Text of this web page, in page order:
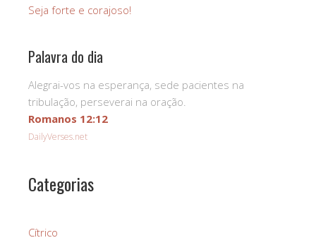
Seja forte e corajoso!
Palavra do dia
Alegrai-vos na esperança, sede pacientes na
tribulação, perseverai na oração.
Romanos 12:12
DailyVerses.net
Categorias
Cítrico